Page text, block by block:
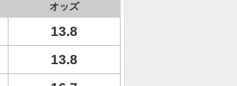
オッズ
13.8
13.8